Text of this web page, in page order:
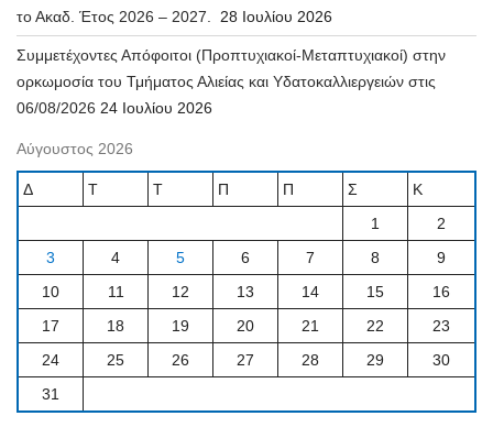
το Ακαδ. Έτος 2026 – 2027.
28 Ιουλίου 2026
Συμμετέχοντες Απόφοιτοι (Προπτυχιακοί-Μεταπτυχιακοί) στην
ορκωμοσία του Τμήματος Αλιείας και Υδατοκαλλιεργειών στις
06/08/2026 24 Ιουλίου 2026
Αύγουστος 2026
Δ Τ Τ Π Π Σ
Κ
1
2
3
4 5 6 7 8
9
10
11 12 13 14 15
16
17
18 19 20 21 22
23
24
25 26 27 28 29
30
31